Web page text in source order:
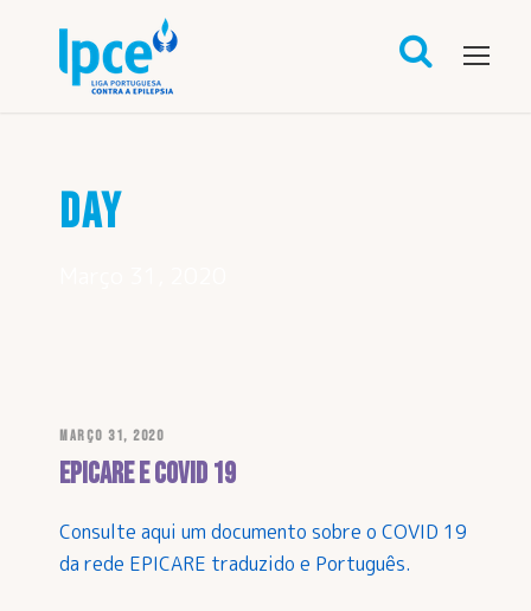
DAY
MARÇO 31, 2020
EPICARE e COVID 19
Consulte aqui um documento sobre o COVID 19
da rede EPICARE traduzido e Português.